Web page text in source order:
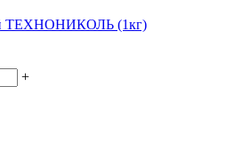
ТЕХНОНИКОЛЬ (1кг)
+